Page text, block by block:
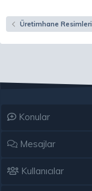
Üretimhane Resimleri
Konular
Mesajlar
Kullanıcılar